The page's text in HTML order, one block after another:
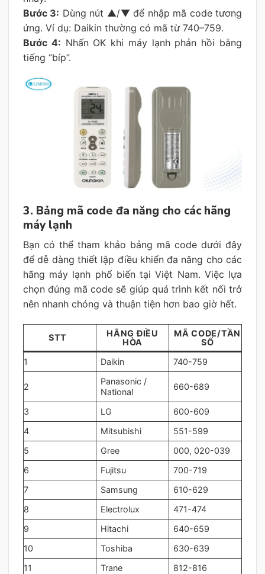
Bước 3: Dùng nút ▲/▼ để nhập mã code tương
ứng. Ví dụ: Daikin thường có mã từ 740–759.
Bước 4: Nhấn OK khi máy lạnh phản hồi bằng
tiếng “bíp”.
3. Bảng mã code đa năng cho các hãng
máy lạnh
Bạn có thể tham khảo bảng mã code dưới đây
để dễ dàng thiết lập điều khiển đa năng cho các
hãng máy lạnh phổ biến tại Việt Nam. Việc lựa
chọn đúng mã code sẽ giúp quá trình kết nối trở
nên nhanh chóng và thuận tiện hơn bao giờ hết.
STT
HÃNG ĐIỀU
HÒA
MÃ CODE/TẦN
SỐ
1
Daikin 740-759
2
Panasonic /
National
660-689
3 LG
600-609
4
Mitsubishi
551-599
5
Gree
000, 020-039
6
Fujitsu
700-719
7
Samsung
610-629
8
Electrolux
471-474
9
Hitachi
640-659
10
Toshiba
630-639
11
Trane
812-816